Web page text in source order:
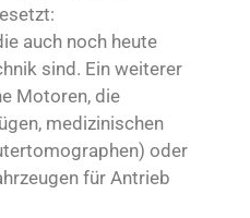
auch noch heute
sind. Ein weiterer
Motoren, die
medizinischen
oder
für Antrieb